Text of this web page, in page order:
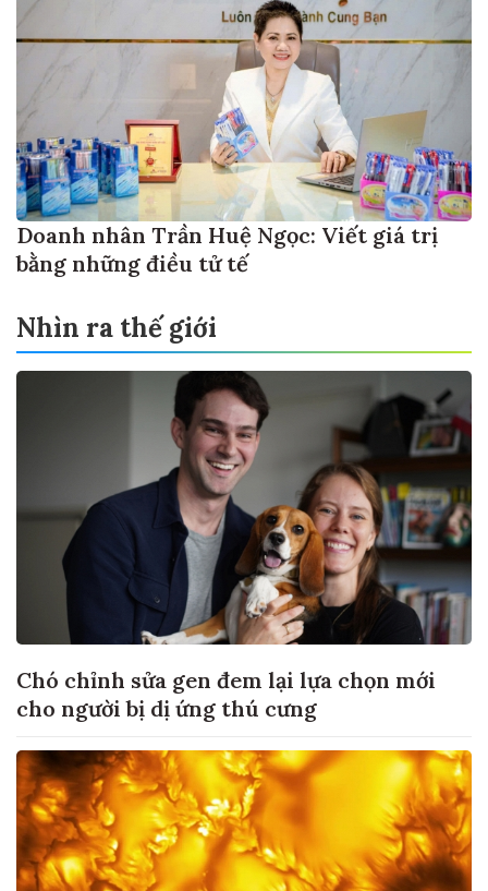
Doanh nhân Trần Huệ Ngọc: Viết giá trị
bằng những điều tử tế
Nhìn ra thế giới
Chó chỉnh sửa gen đem lại lựa chọn mới
cho người bị dị ứng thú cưng